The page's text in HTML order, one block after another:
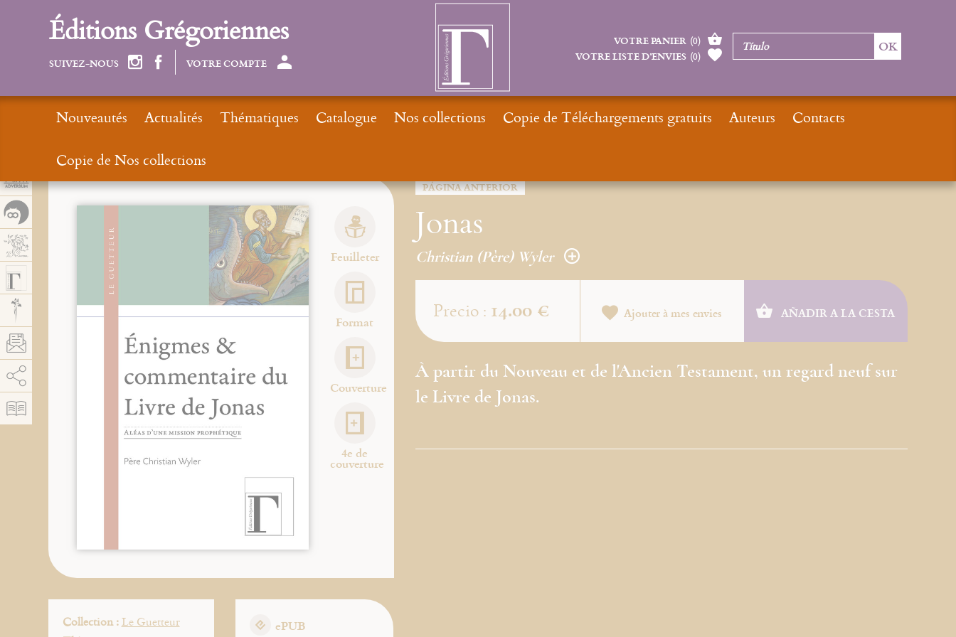
PÁGINA ANTERIOR
Jonas
Christian (Père) Wyler
Feuilleter
Format
Couverture
4e de
couverture
Collection :Le Guetteur
ePUB
Precio : 14.00 € Ajouter à mes envies AÑADIR A LA CESTA
À partir du Nouveau et de l'Ancien Testament, un regard neuf sur
le Livre de Jonas.
Éditions Grégoriennes
SUIVEZ-NOUS VOTRE COMPTE
VOTRE PANIER (0)
VOTRE LISTE D’ENVIES (0)
Nouveautés Actualités Thématiques Catalogue Nos collections Copie de Téléchargements gratuits Auteurs
Contacts
Copie de Nos collections
Permitir
Panel de gestión de cookies